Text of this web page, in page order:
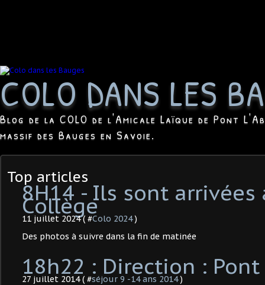
COLO DANS LES
Blog de la COLO de l'Amicale Laïque de Pont
massif des Bauges en Savoie.
Top articles
8H14 - Ils sont arrivées
Collège
11 juillet 2024 ( #Colo 2024)
Des photos à suivre dans la fin de matinée
18h22 : Direction : Pont
27 juillet 2014 ( #séjour 9 -14 ans 2014)